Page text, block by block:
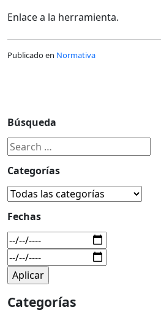
Enlace a la herramienta.
Publicado en Normativa
Búsqueda
Categorías
Fechas
Categorías